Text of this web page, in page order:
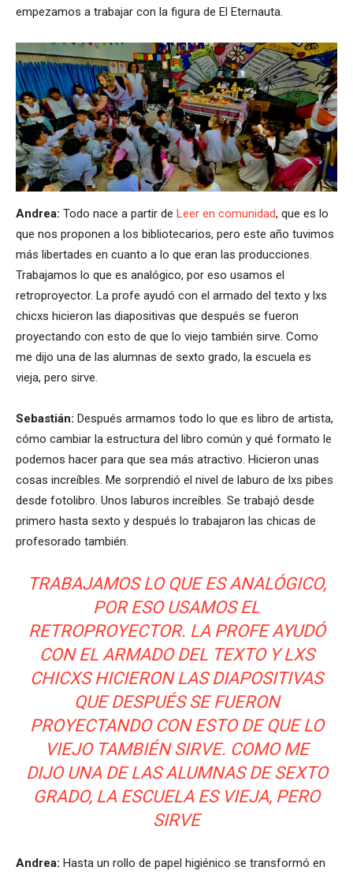
empezamos a trabajar con la figura de El Eternauta.
Andrea: Todo nace a partir de Leer en comunidad, que es lo
que nos proponen a los bibliotecarios, pero este año tuvimos
más libertades en cuanto a lo que eran las producciones.
Trabajamos lo que es analógico, por eso usamos el
retroproyector. La profe ayudó con el armado del texto y lxs
chicxs hicieron las diapositivas que después se fueron
proyectando con esto de que lo viejo también sirve. Como
me dijo una de las alumnas de sexto grado, la escuela es
vieja, pero sirve.
Sebastián: Después armamos todo lo que es libro de artista,
cómo cambiar la estructura del libro común y qué formato le
podemos hacer para que sea más atractivo. Hicieron unas
cosas increíbles. Me sorprendió el nivel de laburo de lxs pibes
desde fotolibro. Unos laburos increíbles. Se trabajó desde
primero hasta sexto y después lo trabajaron las chicas de
profesorado también.
TRABAJAMOS LO QUE ES ANALÓGICO,
POR ESO USAMOS EL
RETROPROYECTOR. LA PROFE AYUDÓ
CON EL ARMADO DEL TEXTO Y LXS
CHICXS HICIERON LAS DIAPOSITIVAS
QUE DESPUÉS SE FUERON
PROYECTANDO CON ESTO DE QUE LO
VIEJO TAMBIÉN SIRVE. COMO ME
DIJO UNA DE LAS ALUMNAS DE SEXTO
GRADO, LA ESCUELA ES VIEJA, PERO
SIRVE
Andrea: Hasta un rollo de papel higiénico se transformó en